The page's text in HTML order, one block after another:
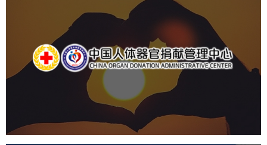
中国人体器官捐献管理中心
国企 品牌官网 网站建设